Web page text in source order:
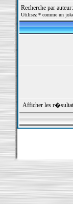
Recherche par auteur:
Utilisez * comme un
Afficher les